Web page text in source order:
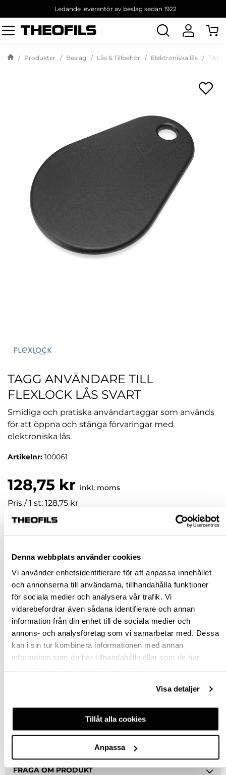
Denna webbplats använder cookies
Vi använder enhetsidentifierare för att anpassa innehållet
och annonserna till användarna, tillhandahålla funktioner
för sociala medier och analysera vår trafik. Vi
vidarebefordrar även sådana identifierare och annan
information från din enhet till de sociala medier och
annons- och analysföretag som vi samarbetar med. Dessa
kan i sin tur kombinera informationen med annan
information som du har tillhandahållit eller som de har
Visa detaljer
Tillåt alla cookies
Anpassa
Ledande leverantör av beslag sedan 1922
Sök
produkt
Produkter Beslag Lås & Tillbehör Elektroniska lås
TAGG ANVÄNDARE TILL
FLEXLOCK LÅS SVART
Smidiga och pratiska användartaggar som används
för att öppna och stänga förvaringar med
elektroniska lås.
Artikelnr: 100061
128,75 kr inkl. moms
Pris / 1 st: 128,75 kr
KÖP
Jönköping huvudlager Finns i lager online
Malmö butik Slut i lager
Stockholm butik Slut i lager
Snabba leveranser
FRÅGA OM PRODUKT